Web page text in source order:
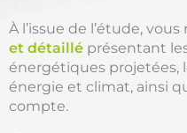
À l’issue de l’étude,
et détaillé présentant
énergétiques projetées,
énergie et climat, ainsi
compte.